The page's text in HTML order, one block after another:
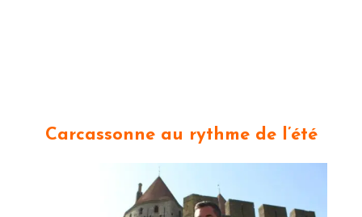
Carcassonne au rythme de l’été